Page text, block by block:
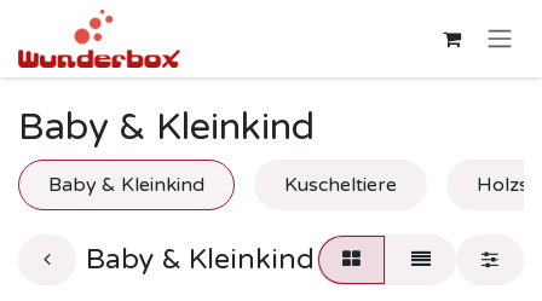
Zum Inhalt springen
Baby & Kleinkind
Baby & Kleinkind Kuscheltiere
Baby & Kleinkind